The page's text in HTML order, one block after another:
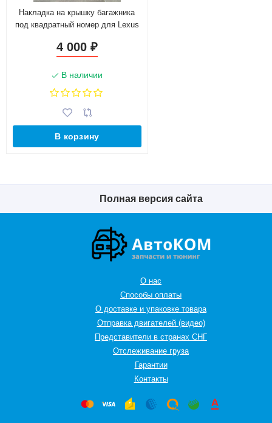
Накладка на крышку багажника
под квадратный номер для Lexus
4 000 ₽
В наличии
В корзину
Полная версия сайта
О нас
Способы оплаты
О доставке и упаковке товара
Отправка двигателей (видео)
Представители в странах СНГ
Oтслеживание груза
Гарантии
Контакты